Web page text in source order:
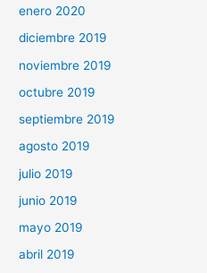
enero 2020
diciembre 2019
noviembre 2019
octubre 2019
septiembre 2019
agosto 2019
julio 2019
junio 2019
mayo 2019
abril 2019